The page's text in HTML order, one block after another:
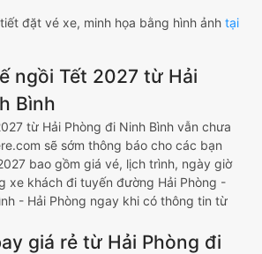
đặt vé xe, minh họa bằng hình ảnh tại
ngồi Tết 2027 từ Hải
Bình
từ Hải Phòng đi Ninh Bình vẫn chưa
sẽ sớm thông báo cho các bạn
bao gồm giá vé, lịch trình, ngày giờ
xe khách đi tuyến đường Hải Phòng -
- Hải Phòng ngay khi có thông tin từ
giá rẻ từ Hải Phòng đi